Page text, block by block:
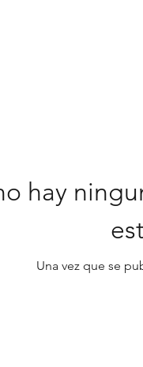
hay
Una vez que se